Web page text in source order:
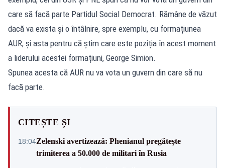
care să facă parte Partidul Social Democrat. Rămâne de văzut
dacă va exista și o întâlnire, spre exemplu, cu formațiunea
AUR, și asta pentru că știm care este poziția în acest moment
a liderului acestei formațiuni, George Simion.
Spunea acesta că AUR nu va vota un guvern din care să nu
facă parte.
CITEȘTE ȘI
18:04Zelenski avertizează: Phenianul pregătește
trimiterea a 50.000 de militari în Rusia